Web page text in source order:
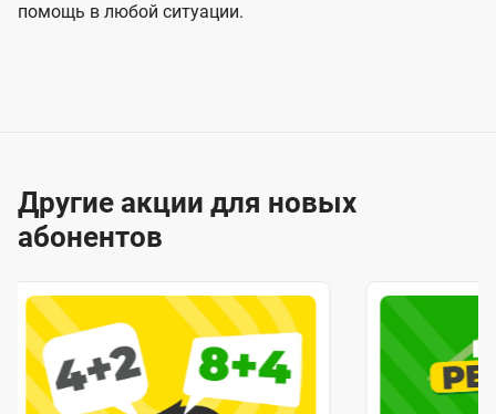
помощь в любой ситуации.
Другие акции для новых
абонентов